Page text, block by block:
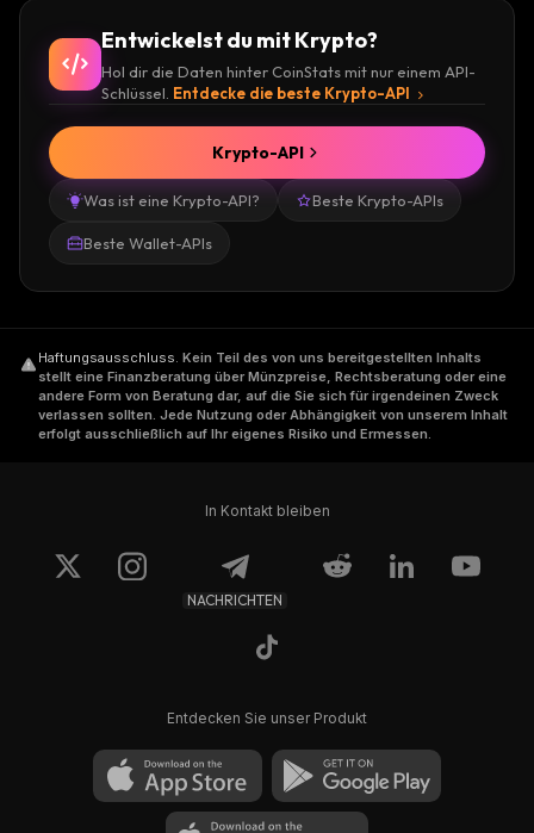
Entwickelst du mit Krypto?
Hol dir die Daten hinter CoinStats mit nur einem API-
Schlüssel. Entdecke die beste Krypto-API
Was ist eine Krypto-API? Beste Krypto-APIs
Beste Wallet-APIs
Krypto-API
Haftungsausschluss. Kein Teil des von uns bereitgestellten Inhalts
stellt eine Finanzberatung über Münzpreise, Rechtsberatung oder eine
andere Form von Beratung dar, auf die Sie sich für irgendeinen Zweck
verlassen sollten. Jede Nutzung oder Abhängigkeit von unserem Inhalt
erfolgt ausschließlich auf Ihr eigenes Risiko und Ermessen.
In Kontakt bleiben
NACHRICHTEN
Entdecken Sie unser Produkt